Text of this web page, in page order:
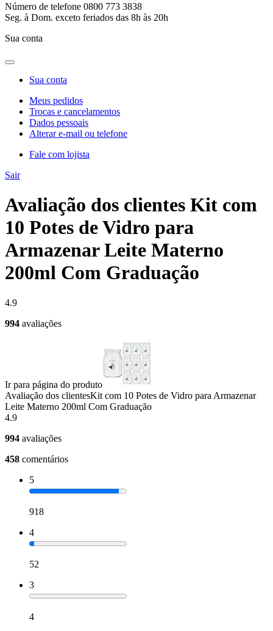
Número de telefone 0800 773 3838
Seg. à Dom. exceto feriados das 8h às 20h
Sua conta
Sua conta
Meus pedidos
Trocas e cancelamentos
Dados pessoais
Alterar e-mail ou telefone
Fale com lojista
Sair
Avaliação dos clientes Kit com
10 Potes de Vidro para
Armazenar Leite Materno
200ml Com Graduação
4.9
994 avaliações
Ir para página do produto
Avaliação dos clientesKit com 10 Potes de Vidro para Armazenar
Leite Materno 200ml Com Graduação
4.9
994 avaliações
458 comentários
5
918
4
52
3
4